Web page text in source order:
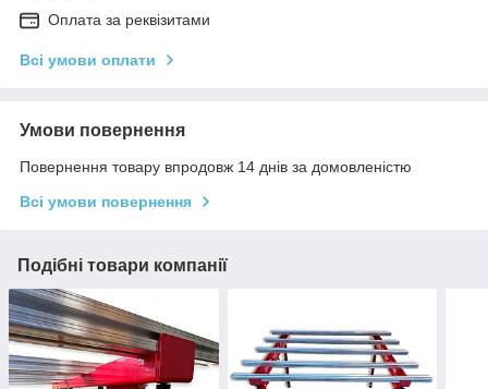
Оплата за реквізитами
Всі умови оплати
Умови повернення
Повернення товару впродовж 14 днів за домовленістю
Всі умови повернення
Подібні товари компанії